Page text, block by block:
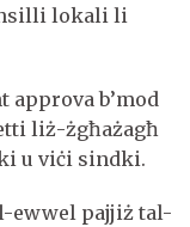
lokali li
approva b’mod
liż-żgħażagħ
u viċi sindki.
ewwel pajjiż tal-